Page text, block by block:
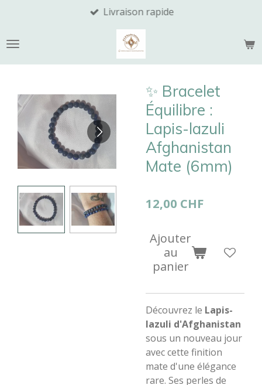
contenu
Livraison rapide
​✨ Bracelet
Équilibre :
Lapis-lazuli
Afghanistan
Mate (6mm)
12,00 CHF
Ajouter
au
panier
​Découvrez le Lapis-
lazuli d'Afghanistan
sous un nouveau jour
avec cette finition
mate d'une élégance
rare. Ses perles de